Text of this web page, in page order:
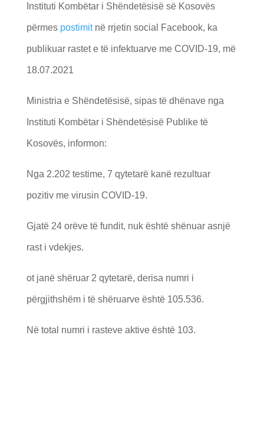
Instituti Kombëtar i Shëndetësisë së Kosovës
përmes postimitnë rrjetin social Facebook, ka
publikuar rastet e të infektuarve me COVID-19, më
18.07.2021
Ministria e Shëndetësisë, sipas të dhënave nga
Instituti Kombëtar i Shëndetësisë Publike të
Kosovës, informon:
Nga 2.202 testime, 7 qytetarë kanë rezultuar
pozitiv me virusin COVID-19.
Gjatë 24 orëve të fundit, nuk është shënuar asnjë
rast i vdekjes.
ot janë shëruar 2 qytetarë, derisa numri i
përgjithshëm i të shëruarve është 105.536.
Në total numri i rasteve aktive është 103.